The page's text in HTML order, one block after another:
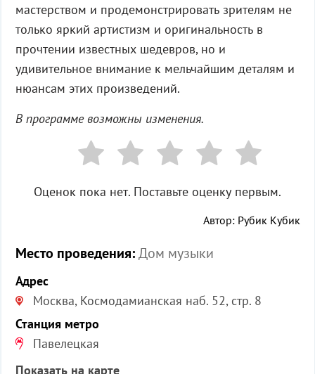
мастерством и продемонстрировать зрителям не
только яркий артистизм и оригинальность в
прочтении известных шедевров, но и
удивительное внимание к мельчайшим деталям и
нюансам этих произведений.
В программе возможны изменения.
Оценок пока нет. Поставьте оценку первым.
Автор: Рубик Кубик
Место проведения:Дом музыки
Адрес
Москва, Космодамианская наб. 52, стр. 8
Станция метро
Павелецкая
Показать на карте